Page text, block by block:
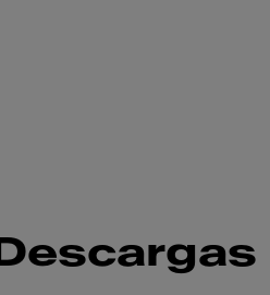
Descargas